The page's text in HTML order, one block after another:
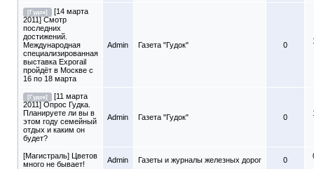
[Гудок]
[14 марта
2011] Смотр
последних
достижений.
Международная
специализированная
выставка Exporail
пройдёт в Москве с
16 по 18 марта
Admin Газета "Гудок" 0
[Гудок]
[11 марта
2011] Опрос Гудка.
Планируете ли вы в
этом году семейный
отдых и каким он
будет?
Admin Газета "Гудок" 0
[Магистраль] Цветов
много не бывает!
Admin Газеты и журналы железных дорог 0